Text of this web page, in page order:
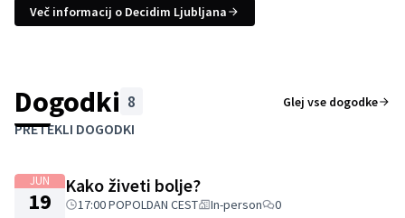
Več informacij o Decidim Ljubljana
Dogodki 8 Glej vse dogodke
Naslednji element je zemljevid, ki prikazuje elemente na tej
Preskoči zemljevid
−
Leaflet HERE maps
PRETEKLI DOGODKI
JUN
19
Kako živeti bolje?
17:00 POPOLDAN CEST In-person 0